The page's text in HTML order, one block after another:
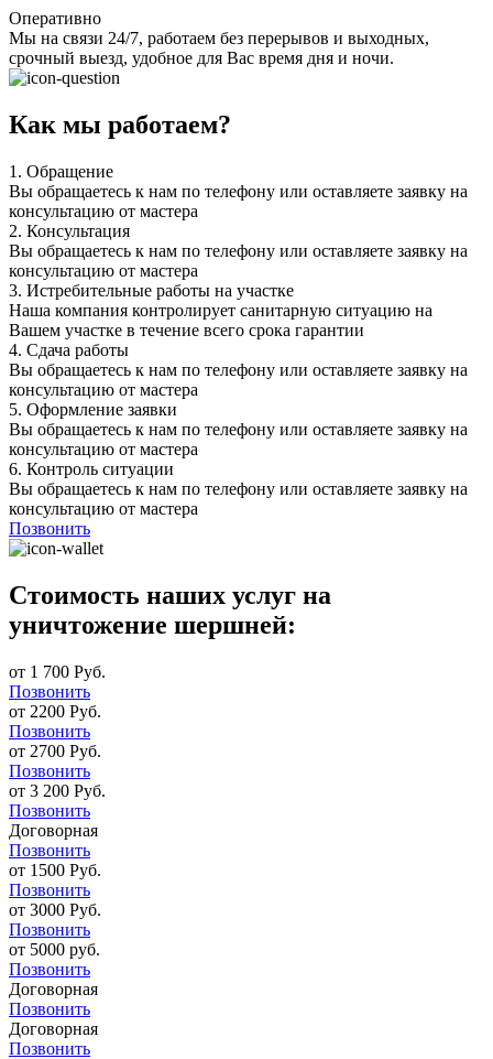
Оперативно
Мы на связи 24/7, работаем без перерывов и выходных,
срочный выезд, удобное для Вас время дня и ночи.
Как мы работаем?
1. Обращение
Вы обращаетесь к нам по телефону или оставляете заявку на
консультацию от мастера
2. Консультация
Вы обращаетесь к нам по телефону или оставляете заявку на
консультацию от мастера
3. Истребительные работы на участке
Наша компания контролирует санитарную ситуацию на
Вашем участке в течение всего срока гарантии
4. Сдача работы
Вы обращаетесь к нам по телефону или оставляете заявку на
консультацию от мастера
5. Оформление заявки
Вы обращаетесь к нам по телефону или оставляете заявку на
консультацию от мастера
6. Контроль ситуации
Вы обращаетесь к нам по телефону или оставляете заявку на
консультацию от мастера
Позвонить
Стоимость наших услуг на
уничтожение шершней:
от 1 700 Руб.
Позвонить
от 2200 Руб.
Позвонить
от 2700 Руб.
Позвонить
от 3 200 Руб.
Позвонить
Договорная
Позвонить
от 1500 Руб.
Позвонить
от 3000 Руб.
Позвонить
от 5000 руб.
Позвонить
Договорная
Позвонить
Договорная
Позвонить